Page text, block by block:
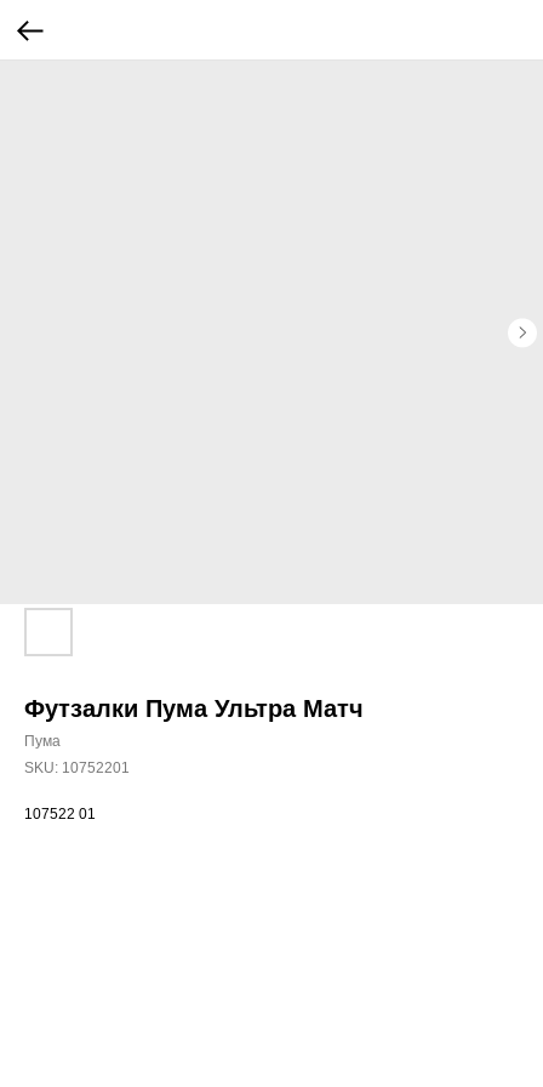
Футзалки Пума Ультра Матч
Пума
SKU: 10752201
107522 01